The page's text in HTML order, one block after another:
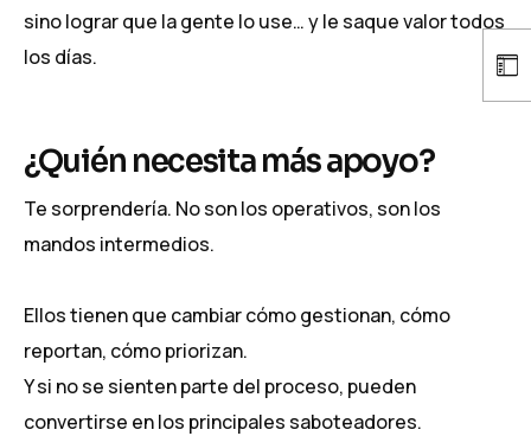
sino lograr que la gente lo use… y le saque valor todos
los días.
¿Quién necesita más apoyo?
Te sorprendería. No son los operativos, son los
mandos intermedios.
Ellos tienen que cambiar cómo gestionan, cómo
reportan, cómo priorizan.
Y si no se sienten parte del proceso, pueden
convertirse en los principales saboteadores.